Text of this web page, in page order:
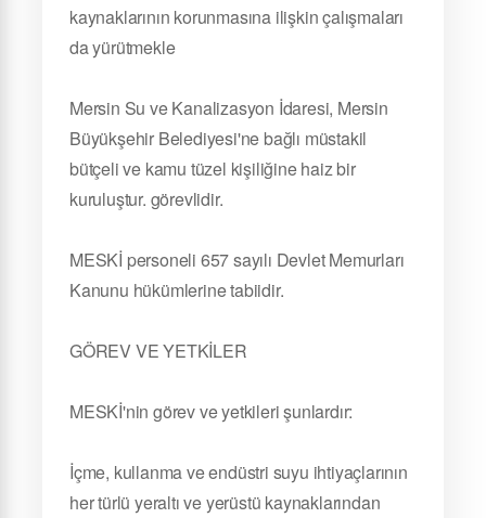
kaynaklarının korunmasına ilişkin çalışmaları
da yürütmekle
Mersin Su ve Kanalizasyon İdaresi, Mersin
Büyükşehir Belediyesi'ne bağlı müstakil
bütçeli ve kamu tüzel kişiliğine haiz bir
kuruluştur. görevlidir.
MESKİ personeli 657 sayılı Devlet Memurları
Kanunu hükümlerine tabiidir.
GÖREV VE YETKİLER
MESKİ'nin görev ve yetkileri şunlardır:
İçme, kullanma ve endüstri suyu ihtiyaçlarının
her türlü yeraltı ve yerüstü kaynaklarından